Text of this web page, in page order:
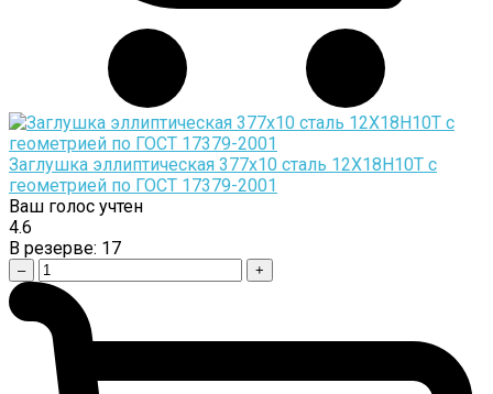
Заглушка эллиптическая 377х10 сталь 12Х18Н10Т с
геометрией по ГОСТ 17379-2001
Ваш голос учтен
4.6
В резерве: 17
– +